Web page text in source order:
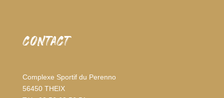
CONTACT
Complexe Sportif du Perenno
56450 THEIX